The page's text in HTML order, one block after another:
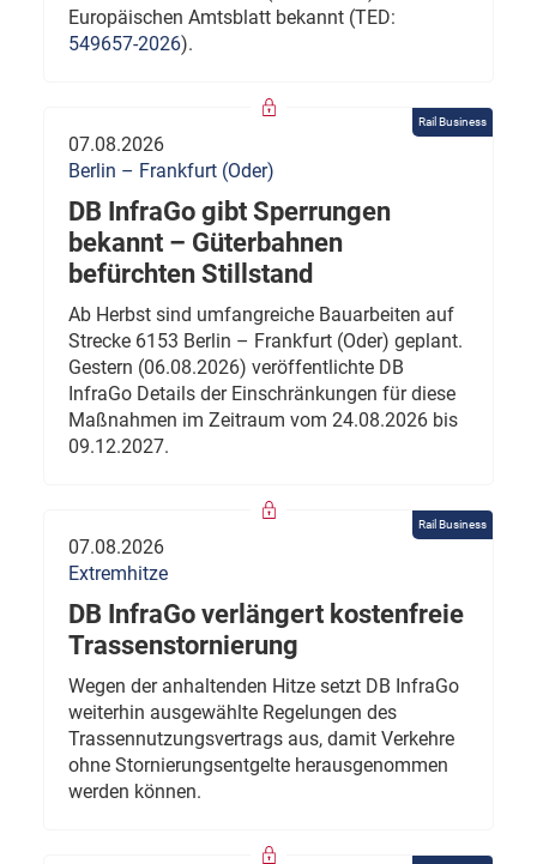
Europäischen Amtsblatt bekannt (TED:
549657-2026).
Rail Business
07.08.2026
Berlin – Frankfurt (Oder)
DB InfraGo gibt Sperrungen
bekannt – Güterbahnen
befürchten Stillstand
Ab Herbst sind umfangreiche Bauarbeiten auf
Strecke 6153 Berlin – Frankfurt (Oder) geplant.
Gestern (06.08.2026) veröffentlichte DB
InfraGo Details der Einschränkungen für diese
Maßnahmen im Zeitraum vom 24.08.2026 bis
09.12.2027.
Rail Business
07.08.2026
Extremhitze
DB InfraGo verlängert kostenfreie
Trassenstornierung
Wegen der anhaltenden Hitze setzt DB InfraGo
weiterhin ausgewählte Regelungen des
Trassennutzungsvertrags aus, damit Verkehre
ohne Stornierungsentgelte herausgenommen
werden können.